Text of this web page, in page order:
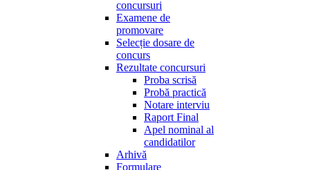
concursuri
Examene de
promovare
Selecție dosare de
concurs
Rezultate concursuri
Proba scrisă
Probă practică
Notare interviu
Raport Final
Apel nominal al
candidatilor
Arhivă
Formulare